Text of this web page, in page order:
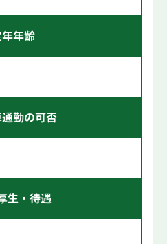
年齢
勤の可否
生・待遇